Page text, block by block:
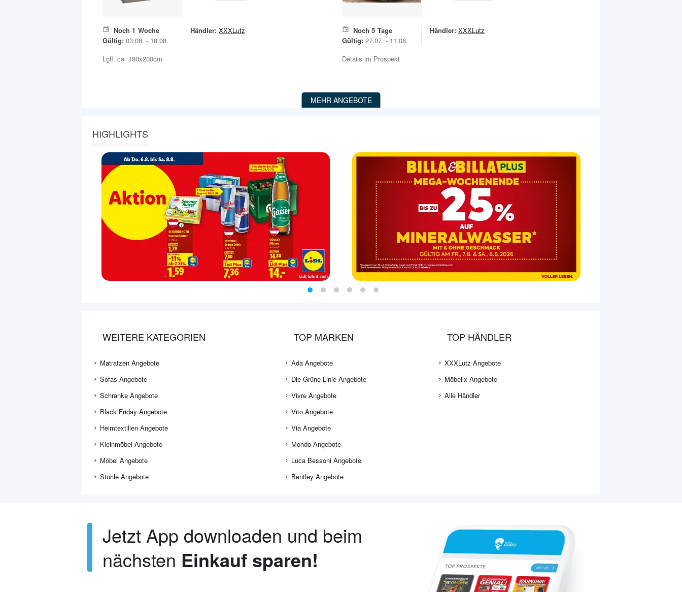
Noch 1 Woche
Gültig: 03.08. - 18.08.
Händler: XXXLutz
Lgfl. ca. 180x200cm
Noch 5 Tage
Gültig: 27.07. - 11.08.
Händler: XXXLutz
Details im Prospekt
MEHR ANGEBOTE
HIGHLIGHTS
WEITERE KATEGORIEN
Matratzen Angebote
Sofas Angebote
Schränke Angebote
Black Friday Angebote
Heimtextilien Angebote
Kleinmöbel Angebote
Möbel Angebote
Stühle Angebote
TOP MARKEN
Ada Angebote
Die Grüne Linie Angebote
Vivre Angebote
Vito Angebote
Via Angebote
Mondo Angebote
Luca Bessoni Angebote
Bentley Angebote
TOP HÄNDLER
XXXLutz Angebote
Möbelix Angebote
Alle Händler
Jetzt App downloaden und beim
nächsten Einkauf sparen!